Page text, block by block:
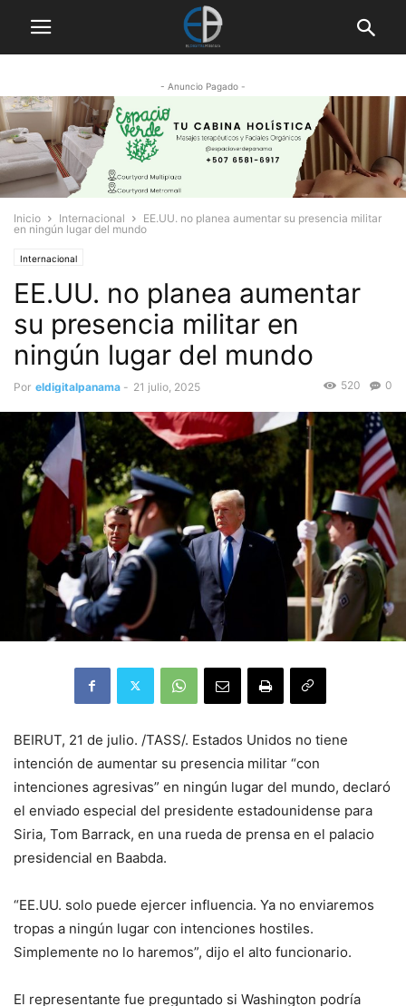
- Anuncio Pagado -
Inicio Internacional
EE.UU. no planea aumentar su presencia militar
en ningún lugar del mundo
Internacional
EE.UU. no planea aumentar
su presencia militar en
ningún lugar del mundo
Por eldigitalpanama - 21 julio, 2025 0
520
BEIRUT, 21 de julio. /TASS/. Estados Unidos no tiene
intención de aumentar su presencia militar “con
intenciones agresivas” en ningún lugar del mundo, declaró
el enviado especial del presidente estadounidense para
Siria, Tom Barrack, en una rueda de prensa en el palacio
presidencial en Baabda.
“EE.UU. solo puede ejercer influencia. Ya no enviaremos
tropas a ningún lugar con intenciones hostiles.
Simplemente no lo haremos”, dijo el alto funcionario.
El representante fue preguntado si Washington podría